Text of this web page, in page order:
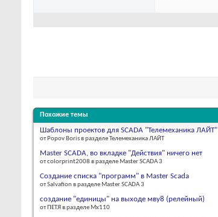
Похожие темы
Шаблоны проектов для SCADA "Телемеханика ЛАЙТ"
от Popov Boris в разделе Телемеханика ЛАЙТ
Master SCADA, во вкладке "Действия" ничего нет
от colorprint2008 в разделе Master SCADA 3
Создание списка "программ" в Master Scada
от Salvafion в разделе Master SCADA 3
создание "единицы" на выходе мву8 (релейный)
от ПЕТЯ в разделе Мх110